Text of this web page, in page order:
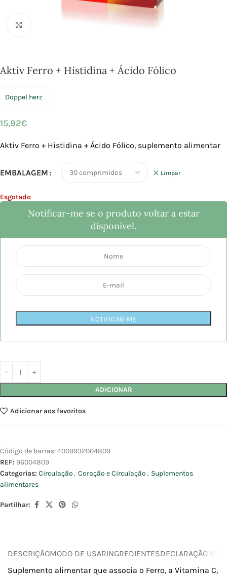
Aktiv Ferro + Histidina + Ácido Fólico
Doppel herz
15,92€
Aktiv Ferro + Histidina + Ácido Fólico, suplemento alimentar
EMBALAGEM Limpar
Esgotado
Notificar-me se o produto voltar a estar
disponível.
NOTIFICAR-ME
ADICIONAR
Adicionar aos favoritos
Código de barras:4009932004809
REF: 96004809
Categorias: Circulação , Coração e Circulação , Suplementos
alimentares
Partilhar:
DESCRIÇÃOMODO DE USARINGREDIENTESDECLARAÇÃO
Suplemento alimentar que associa o Ferro, a Vitamina C,